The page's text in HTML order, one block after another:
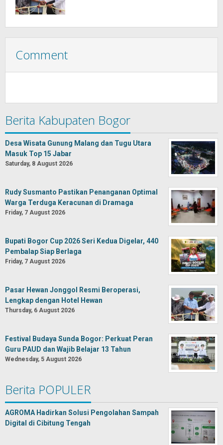
Comment
Berita Kabupaten Bogor
Desa Wisata Gunung Malang dan Tugu Utara
Masuk Top 15 Jabar
Saturday, 8 August 2026
Rudy Susmanto Pastikan Penanganan Optimal
Warga Terduga Keracunan di Dramaga
Friday, 7 August 2026
Bupati Bogor Cup 2026 Seri Kedua Digelar, 440
Pembalap Siap Berlaga
Friday, 7 August 2026
Pasar Hewan Jonggol Resmi Beroperasi,
Lengkap dengan Hotel Hewan
Thursday, 6 August 2026
Festival Budaya Sunda Bogor: Perkuat Peran
Guru PAUD dan Wajib Belajar 13 Tahun
Wednesday, 5 August 2026
Berita POPULER
AGROMA Hadirkan Solusi Pengolahan Sampah
Digital di Cibitung Tengah